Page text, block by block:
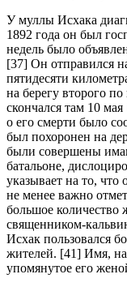
У муллы Исхака
1892 года он был
недель было
[37] Он отправился
пятидесяти
на берегу второго
скончался там 10
о его смерти было
был похоронен на
были совершены
батальоне,
указывает на то, что
не менее важно
большое количество
священником-
Исхак пользовался
жителей. [41] Имя,
упомянутое его